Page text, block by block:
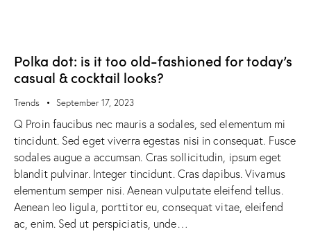
Polka dot: is it too old-fashioned for today’s
casual & cocktail looks?
Trends September 17, 2023
Q Proin faucibus nec mauris a sodales, sed elementum mi
tincidunt. Sed eget viverra egestas nisi in consequat. Fusce
sodales augue a accumsan. Cras sollicitudin, ipsum eget
blandit pulvinar. Integer tincidunt. Cras dapibus. Vivamus
elementum semper nisi. Aenean vulputate eleifend tellus.
Aenean leo ligula, porttitor eu, consequat vitae, eleifend
ac, enim. Sed ut perspiciatis, unde…